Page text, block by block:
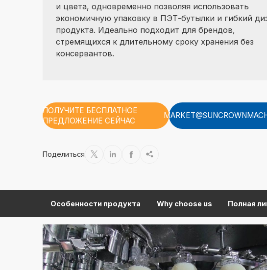
и цвета, одновременно позволяя использовать
экономичную упаковку в ПЭТ-бутылки и гибкий
продукта. Идеально подходит для брендов,
стремящихся к длительному сроку хранения без
консервантов.
ПОЛУЧИТЕ БЕСПЛАТНОЕ
ПРЕДЛОЖЕНИЕ СЕЙЧАС
Поделиться    
Особенности продукта Why choose us Полная